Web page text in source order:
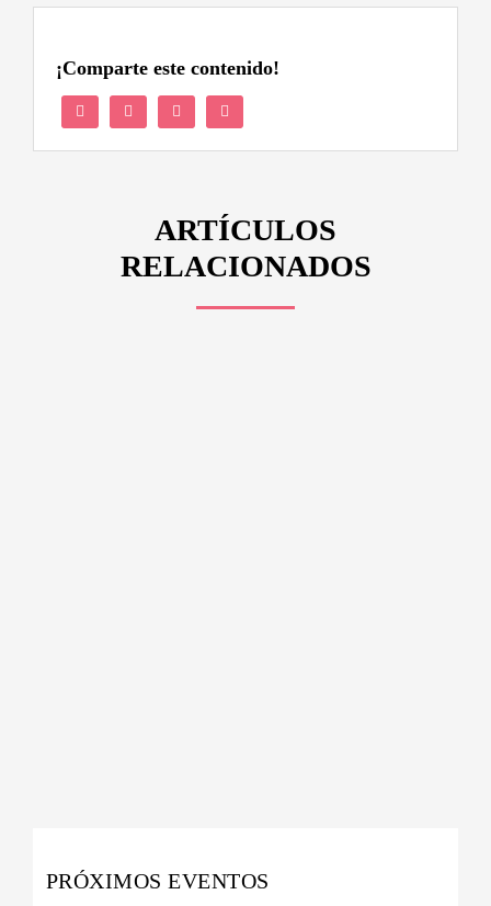
¡Comparte este contenido!
ARTÍCULOS
RELACIONADOS
PRÓXIMOS EVENTOS